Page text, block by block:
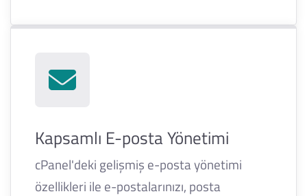
Kapsamlı E-posta Yönetimi
cPanel'deki gelişmiş e-posta yönetimi
özellikleri ile e-postalarınızı, posta